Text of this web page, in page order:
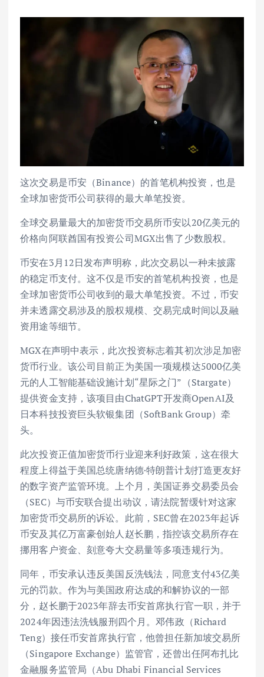
这次交易是币安（Binance）的首笔机构投资，也是
全球加密货币公司获得的最大单笔投资。
全球交易量最大的加密货币交易所币安以20亿美元的
价格向阿联酋国有投资公司MGX出售了少数股权。
币安在3月12日发布声明称，此次交易以一种未披露
的稳定币支付。这不仅是币安的首笔机构投资，也是
全球加密货币公司收到的最大单笔投资。不过，币安
并未透露交易涉及的股权规模、交易完成时间以及融
资用途等细节。
MGX在声明中表示，此次投资标志着其初次涉足加密
货币行业。该公司目前正为美国一项规模达5000亿美
元的人工智能基础设施计划“星际之门”（Stargate）
提供资金支持，该项目由ChatGPT开发商OpenAI及
日本科技投资巨头软银集团（SoftBank Group）牵
头。
此次投资正值加密货币行业迎来利好政策，这在很大
程度上得益于美国总统唐纳德·特朗普计划打造更友好
的数字资产监管环境。上个月，美国证券交易委员会
（SEC）与币安联合提出动议，请法院暂缓针对这家
加密货币交易所的诉讼。此前，SEC曾在2023年起诉
币安及其亿万富豪创始人赵长鹏，指控该交易所存在
挪用客户资金、刻意夸大交易量等多项违规行为。
同年，币安承认违反美国反洗钱法，同意支付43亿美
元的罚款。作为与美国政府达成的和解协议的一部
分，赵长鹏于2023年辞去币安首席执行官一职，并于
2024年因违法洗钱服刑四个月。邓伟政（Richard
Teng）接任币安首席执行官，他曾担任新加坡交易所
（Singapore Exchange）监管官，还曾出任阿布扎比
金融服务监管局（Abu Dhabi Financial Services